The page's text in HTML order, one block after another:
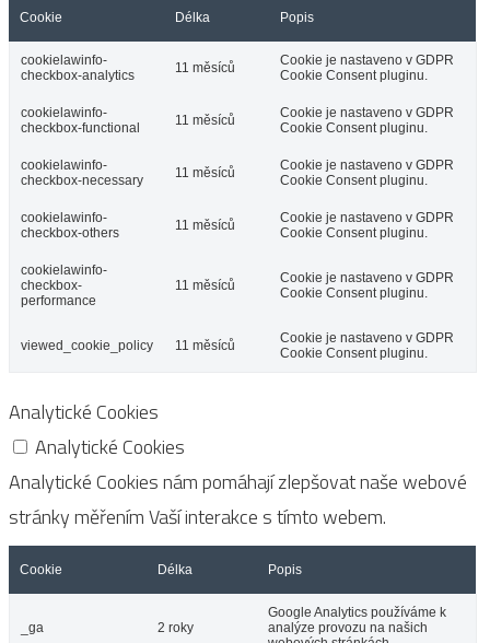
Cookie Délka Popis
cookielawinfo-
checkbox-analytics
11 měsíců
Cookie je nastaveno v GDPR
Cookie Consent pluginu.
cookielawinfo-
checkbox-functional
11 měsíců
Cookie je nastaveno v GDPR
Cookie Consent pluginu.
cookielawinfo-
checkbox-necessary
11 měsíců
Cookie je nastaveno v GDPR
Cookie Consent pluginu.
cookielawinfo-
checkbox-others
11 měsíců
Cookie je nastaveno v GDPR
Cookie Consent pluginu.
cookielawinfo-
checkbox-
performance
11 měsíců
Cookie je nastaveno v GDPR
Cookie Consent pluginu.
viewed_cookie_policy 11 měsíců
Cookie je nastaveno v GDPR
Cookie Consent pluginu.
Analytické Cookies
Analytické Cookies
Analytické Cookies nám pomáhají zlepšovat naše webové
stránky měřením Vaší interakce s tímto webem.
Cookie Délka Popis
_ga 2 roky
Google Analytics používáme k
analýze provozu na našich